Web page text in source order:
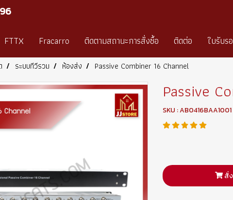
FTTX Fracarro ติดตามสถานะการสั่งซื้อ ติดต่อ ใบรับร
ระบบทีวีรวม ห้องส่ง Passive Combiner 16 Channel
Passive
SKU : AB0416BAA1001
สั่